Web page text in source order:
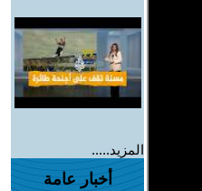
المزيد.....
أخبار عامة